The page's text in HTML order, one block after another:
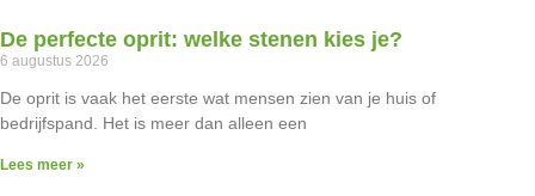
De perfecte oprit: welke stenen kies je?
6 augustus 2026
De oprit is vaak het eerste wat mensen zien van je huis of
bedrijfspand. Het is meer dan alleen een
Lees meer »